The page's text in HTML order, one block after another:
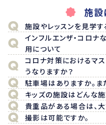
施設
施設やレッスンを見学す
インフルエンザ・コロナ
用について
コロナ対策におけるマ
うなりますか？
駐車場はありますか。ま
キッズの施設はどんな施
貴重品がある場合は、大
撮影は可能ですか。